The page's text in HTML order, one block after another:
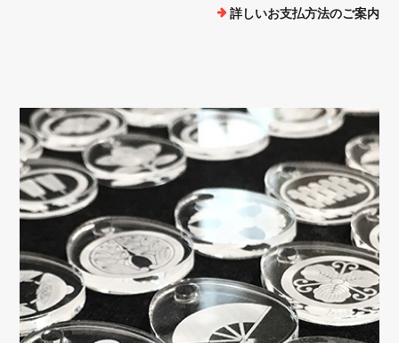
詳しいお支払方法のご案内